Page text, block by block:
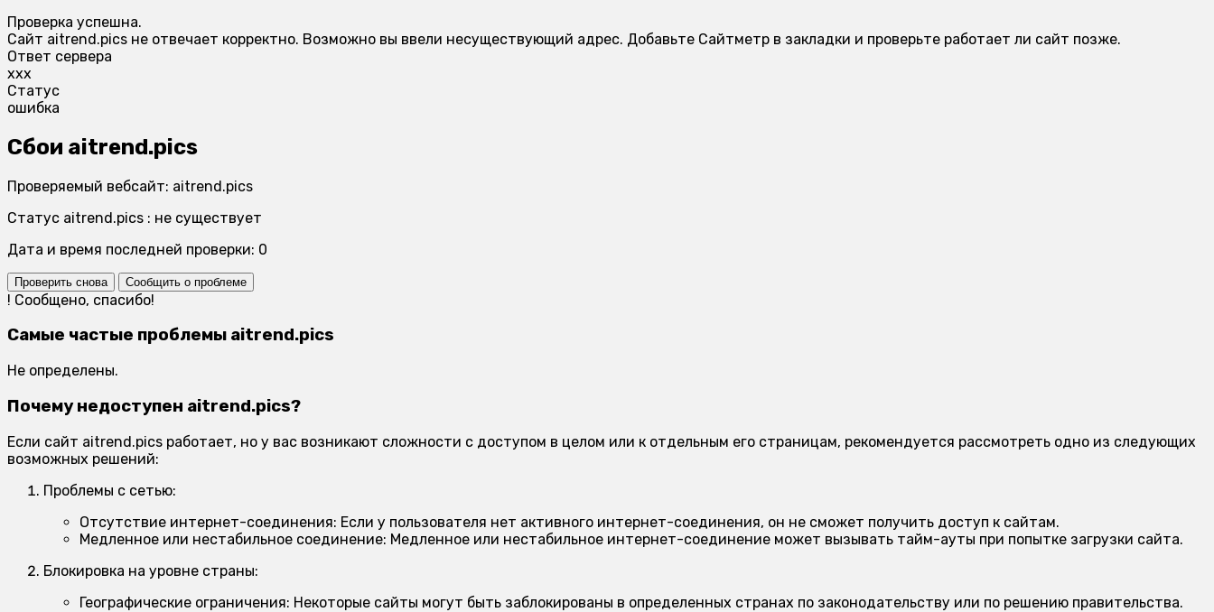
Проверка успешна.
Сайт aitrend.pics не отвечает корректно. Возможно вы ввели несуществующий адрес. Добавьте Сайтметр в закладки и проверьте работает ли сайт позже.
Ответ сервера
xxx
Статус
ошибка
Сбои aitrend.pics
Проверяемый вебсайт: aitrend.pics
Статус aitrend.pics : не существует
Дата и время последней проверки: 0
Проверить снова Сообщить о проблеме
! Сообщено, спасибо!
Самые частые проблемы aitrend.pics
Не определены.
Почему недоступен aitrend.pics?
Если сайт aitrend.pics работает, но у вас возникают сложности с доступом в целом или к отдельным его страницам, рекомендуется рассмотреть одно из следующих
возможных решений:
Проблемы с сетью:
Отсутствие интернет-соединения: Если у пользователя нет активного интернет-соединения, он не сможет получить доступ к сайтам.
Медленное или нестабильное соединение: Медленное или нестабильное интернет-соединение может вызывать тайм-ауты при попытке загрузки сайта.
Блокировка на уровне страны:
Географические ограничения: Некоторые сайты могут быть заблокированы в определенных странах по законодательству или по решению правительства.